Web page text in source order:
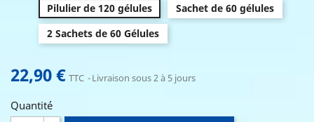
Pilulier de 120 gélules
Sachet de 60 gélules
2 Sachets de 60 Gélules
22,90 € TTC Livraison sous 2 à 5 jours
Quantité